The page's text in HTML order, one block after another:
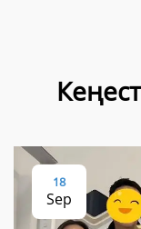
18
Sep